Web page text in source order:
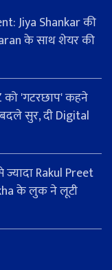
Jiya Shankar की
के साथ शेयर की
को 'गटरछाप' कहने
सुर, दी Digital
Rakul Preet
के लुक ने लूटी